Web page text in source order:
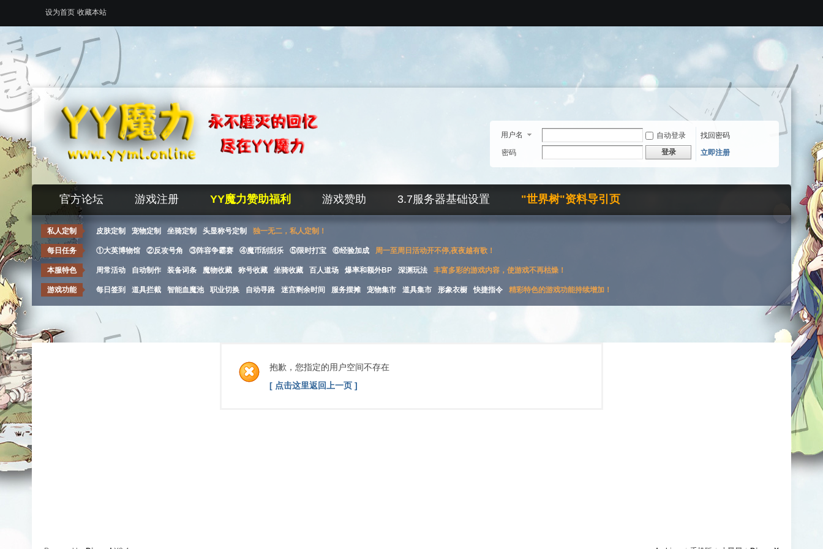
设为首页 收藏本站
用户名 自动登录
找回密码
密码
登录 立即注册
官方论坛 游戏注册 YY魔力赞助福利 游戏赞助 3.7服务器基础设置 "世界树"资料导引页
私人定制 皮肤定制 宠物定制 坐骑定制 头显称号定制 独一无二，私人定制！
每日任务 ①大英博物馆 ②反攻号角 ③阵容争霸赛 ④魔币刮刮乐 ⑤限时打宝 ⑥经验加成 周一至周日活动开不停,夜夜越有歌！
本服特色 周常活动 自动制作 装备词条 魔物收藏 称号收藏 坐骑收藏 百人道场 爆率和额外BP 深渊玩法 丰富多彩的游戏内容，使游戏不再枯燥！
游戏功能 每日签到 道具拦截 智能血魔池 职业切换 自动寻路 迷宫剩余时间 服务摆摊 宠物集市 道具集市 形象衣橱 快捷指令 精彩特色的游戏功能持续增加！
抱歉，您指定的用户空间不存在
[ 点击这里返回上一页 ]